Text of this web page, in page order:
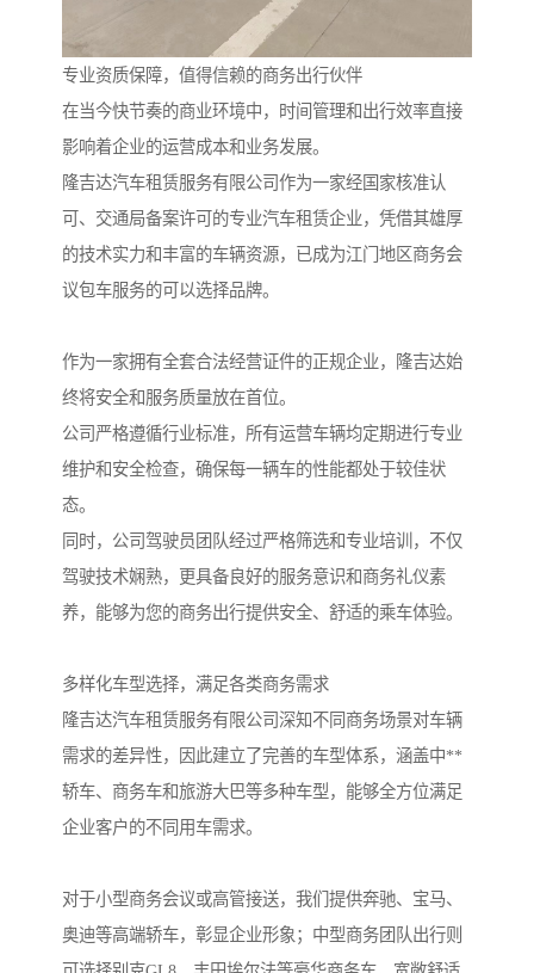
专业资质保障，值得信赖的商务出行伙伴
在当今快节奏的商业环境中，时间管理和出行效率直接
影响着企业的运营成本和业务发展。
隆吉达汽车租赁服务有限公司作为一家经国家核准认
可、交通局备案许可的专业汽车租赁企业，凭借其雄厚
的技术实力和丰富的车辆资源，已成为江门地区商务会
议包车服务的可以选择品牌。
作为一家拥有全套合法经营证件的正规企业，隆吉达始
终将安全和服务质量放在首位。
公司严格遵循行业标准，所有运营车辆均定期进行专业
维护和安全检查，确保每一辆车的性能都处于较佳状
态。
同时，公司驾驶员团队经过严格筛选和专业培训，不仅
驾驶技术娴熟，更具备良好的服务意识和商务礼仪素
养，能够为您的商务出行提供安全、舒适的乘车体验。
多样化车型选择，满足各类商务需求
隆吉达汽车租赁服务有限公司深知不同商务场景对车辆
需求的差异性，因此建立了完善的车型体系，涵盖中**
轿车、商务车和旅游大巴等多种车型，能够全方位满足
企业客户的不同用车需求。
对于小型商务会议或高管接送，我们提供奔驰、宝马、
奥迪等高端轿车，彰显企业形象；中型商务团队出行则